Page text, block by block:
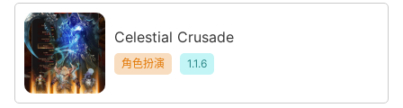
Celestial Crusade
角色扮演 1.1.6